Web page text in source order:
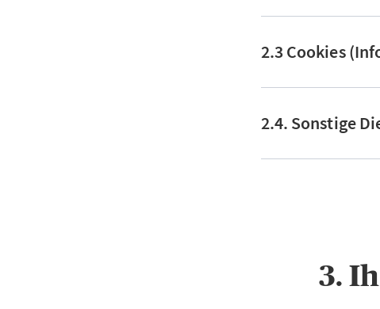
2.3 Cookies
2.4. Sonstige
3.